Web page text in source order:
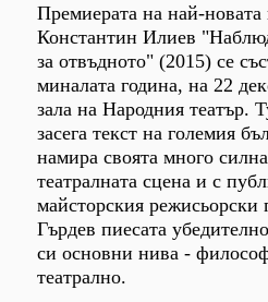
Премиерата на най-новата
Константин Илиев
за отвъдното" (2015) се
миналата година, на 22
зала на Народния театър.
засега текст на големия
намира своята много
театралната сцена и с
майсторския
Гърдев пиесата
си основни нива -
театрално.